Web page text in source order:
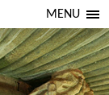
MENU